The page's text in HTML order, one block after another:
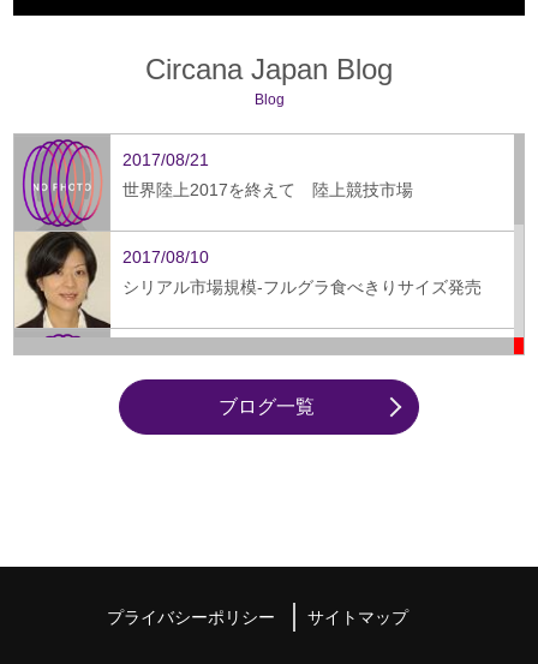
Circana Japan Blog
Blog
2017/08/21
世界陸上2017を終えて 陸上競技市場
2017/08/10
シリアル市場規模-フルグラ食べきりサイズ発売
2017/07/31
SPORTEC（スポルテック）2017 フィットネス市
較
ブログ一覧
プライバシーポリシー サイトマップ